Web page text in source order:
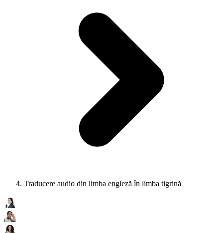
Traducere audio din limba engleză în limba tigrină